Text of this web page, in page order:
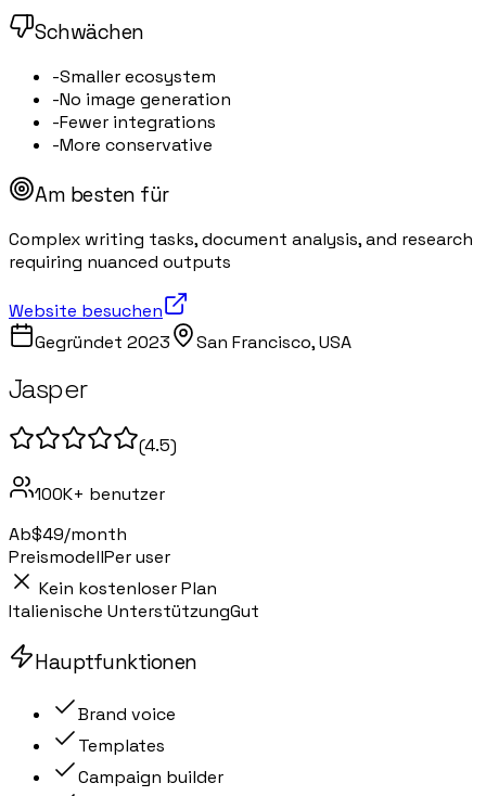
Schwächen
-Smaller ecosystem
-No image generation
-Fewer integrations
-More conservative
Am besten für
Complex writing tasks, document analysis, and research
requiring nuanced outputs
Website besuchen
Gegründet 2023 San Francisco, USA
Jasper
(4.5)
100K+ benutzer
Ab$49/month
PreismodellPer user
Kein kostenloser Plan
Italienische UnterstützungGut
Hauptfunktionen
Brand voice
Templates
Campaign builder